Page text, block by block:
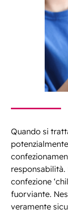
Quando si
confezione
fuorviante.
veramente